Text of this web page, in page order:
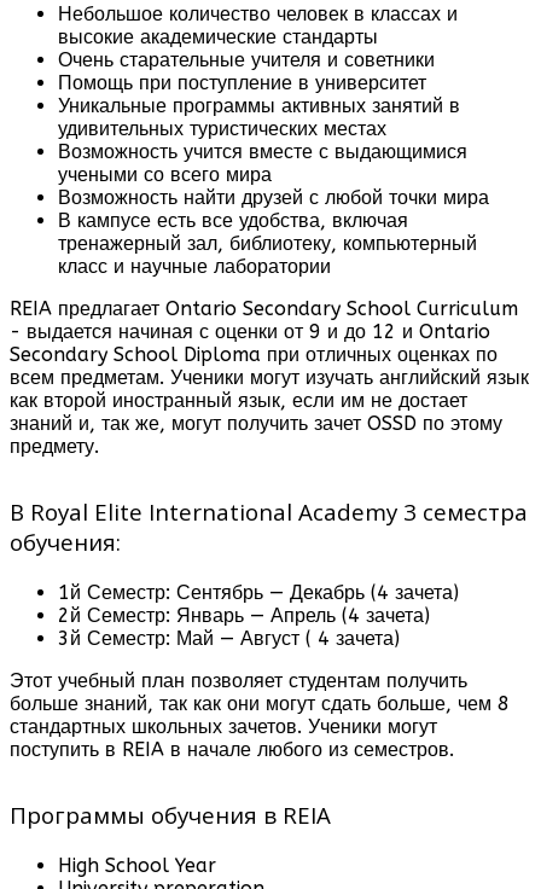
Небольшое количество человек в классах и
высокие академические стандарты
Очень старательные учителя и советники
Помощь при поступление в университет
Уникальные программы активных занятий в
удивительных туристических местах
Возможность учится вместе с выдающимися
учеными со всего мира
Возможность найти друзей с любой точки мира
В кампусе есть все удобства, включая
тренажерный зал, библиотеку, компьютерный
класс и научные лаборатории
REIA предлагает Ontario Secondary School Curriculum
- выдается начиная с оценки от 9 и до 12 и Ontario
Secondary School Diploma при отличных оценках по
всем предметам. Ученики могут изучать английский язык
как второй иностранный язык, если им не достает
знаний и, так же, могут получить зачет OSSD по этому
предмету.
В Royal Elite International Academy 3 семестра
обучения:
1й Семестр: Сентябрь — Декабрь (4 зачета)
2й Семестр: Январь — Апрель (4 зачета)
3й Семестр: Май — Август ( 4 зачета)
Этот учебный план позволяет студентам получить
больше знаний, так как они могут сдать больше, чем 8
стандартных школьных зачетов. Ученики могут
поступить в REIA в начале любого из семестров.
Программы обучения в REIA
High School Year